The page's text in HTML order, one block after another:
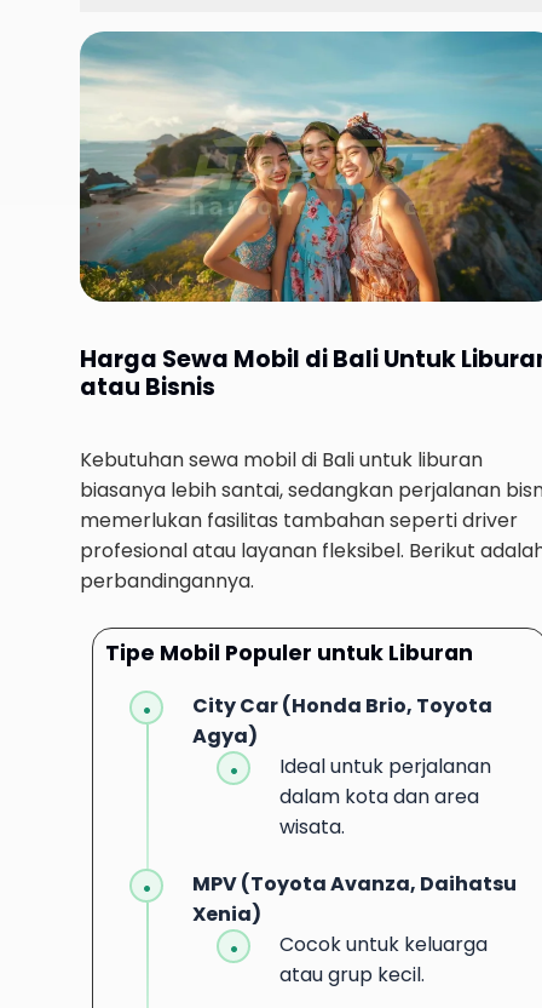
Harga Sewa Mobil di Bali Untuk
atau Bisnis
Kebutuhan sewa mobil di Bali untuk liburan
biasanya lebih santai, sedangkan perjalanan
memerlukan fasilitas tambahan seperti driver
profesional atau layanan fleksibel. Berikut
perbandingannya.
Tipe Mobil Populer untuk Liburan
City Car (Honda Brio, Toyota
Agya)
Ideal untuk perjalanan
dalam kota dan area
wisata.
MPV (Toyota Avanza, Daihatsu
Xenia)
Cocok untuk keluarga
atau grup kecil.